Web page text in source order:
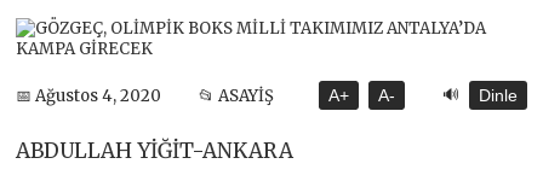
📅 Ağustos 4, 2020 📂 ASAYİŞ A+ A- 🔊 Dinle
ABDULLAH YİĞİT-ANKARA